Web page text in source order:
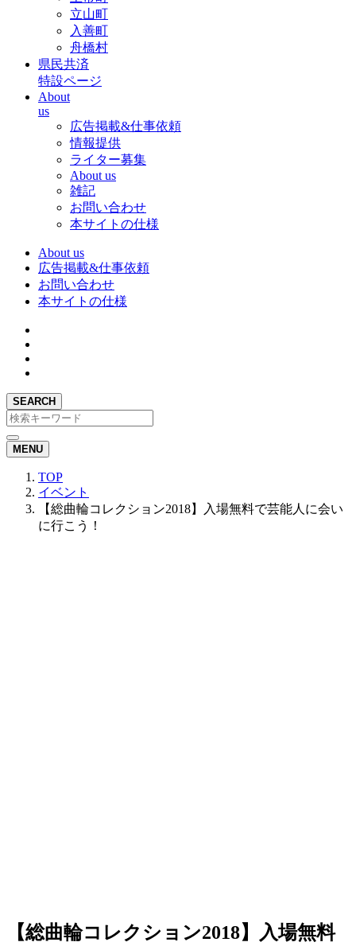
立山町
入善町
舟橋村
県民共済
特設ページ
About
us
広告掲載&仕事依頼
情報提供
ライター募集
About us
雑記
お問い合わせ
本サイトの仕様
About us
広告掲載&仕事依頼
お問い合わせ
本サイトの仕様
SEARCH
MENU
TOP
イベント
【総曲輪コレクション2018】入場無料で芸能人に会い
に行こう！
【総曲輪コレクション2018】入場無料